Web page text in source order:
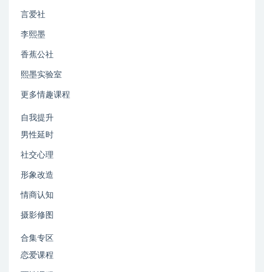
言爱社
李熙墨
香蕉公社
熙墨实验室
更多情趣课程
自我提升
男性延时
社交心理
形象改造
情商认知
摄影修图
合集专区
恋爱课程